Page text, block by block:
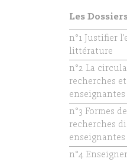
Les
n°1 Justifier
littérature
n°2 La
recherches
enseignantes
n°3 Formes
recherches
n°4